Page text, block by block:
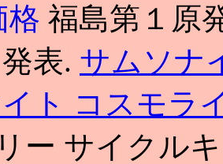
格 福島第１原
表. サムソナ
ト コスモラ
ー サイクル